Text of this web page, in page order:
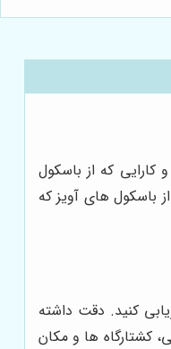
باسکول 10 تن آویز باید برند تولیدی باسکول و کارایی که از باسکول
هر یک از باسکول های آویز که
از نظر با کیفیت بودن ارزیابی کنید. دقت داشته
می توانید در فروشگاه های پروتئینی، کشتارگاه ها و مکان